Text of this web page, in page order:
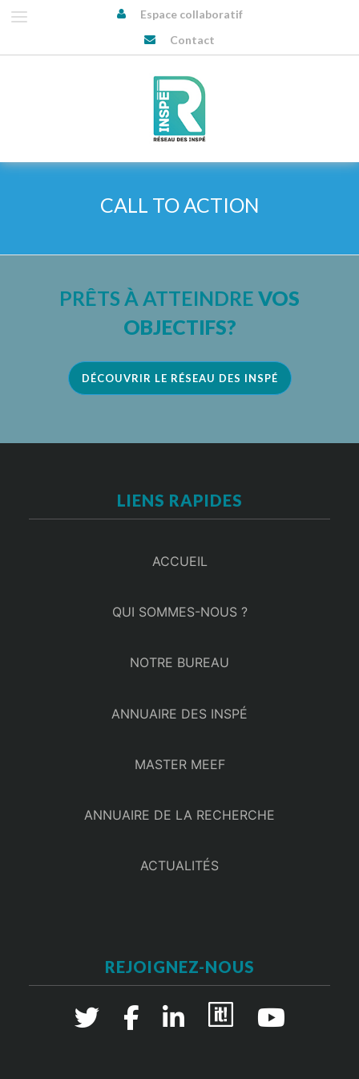
Espace collaboratif
Contact
CALL TO ACTION
PRÊTS À ATTEINDRE VOS
OBJECTIFS?
DÉCOUVRIR LE RÉSEAU DES INSPÉ
LIENS RAPIDES
ACCUEIL
QUI SOMMES-NOUS ?
NOTRE BUREAU
ANNUAIRE DES INSPÉ
MASTER MEEF
ANNUAIRE DE LA RECHERCHE
ACTUALITÉS
REJOIGNEZ-NOUS